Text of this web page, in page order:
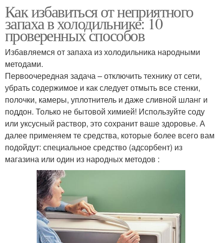
Как избавиться от неприятного
запаха в холодильнике: 10
проверенных способов
Избавляемся от запаха из холодильника народными
методами.
Первоочередная задача – отключить технику от сети,
убрать содержимое и как следует отмыть все стенки,
полочки, камеры, уплотнитель и даже сливной шланг и
поддон. Только не бытовой химией! Используйте соду
или уксусный раствор, это сохранит ваше здоровье. А
далее применяем те средства, которые более всего вам
подойдут: специальное средство (адсорбент) из
магазина или один из народных методов :